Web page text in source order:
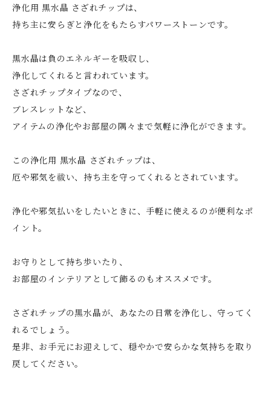
浄化用 黒水晶 さざれチップは、
持ち主に安らぎと浄化をもたらすパワーストーンです。
黒水晶は負のエネルギーを吸収し、
浄化してくれると言われています。
さざれチップタイプなので、
ブレスレットなど、
アイテムの浄化やお部屋の隅々まで気軽に浄化ができます。
この浄化用 黒水晶 さざれチップは、
厄や邪気を祓い、持ち主を守ってくれるとされています。
浄化や邪気払いをしたいときに、手軽に使えるのが便利なポ
イント。
お守りとして持ち歩いたり、
お部屋のインテリアとして飾るのもオススメです。
さざれチップの黒水晶が、あなたの日常を浄化し、守ってく
れるでしょう。
是非、お手元にお迎えして、穏やかで安らかな気持ちを取り
戻してください。